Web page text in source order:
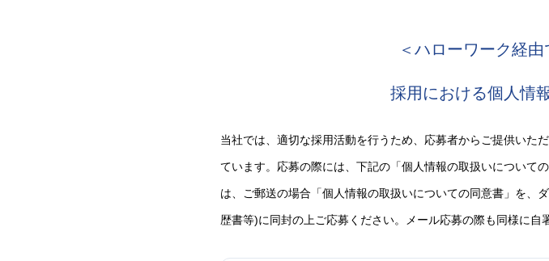
なお上記目的に同意された場合のみ、送信ボタンを押してください。
＜ハローワーク経
採用における個人情
当社では、適切な採用活動を行うため、応募者からご提供いた
ています。応募の際には、下記の「個人情報の取扱いについて
は、ご郵送の場合「個人情報の取扱いについての同意書」を、
歴書等)に同封の上ご応募ください。メール応募の際も同様に自